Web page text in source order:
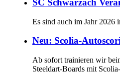
SC Schwarzach
Es sind auch im Jahr 2026
Neu: Scolia-
Ab sofort trainieren wir
Steeldart-Boards mit